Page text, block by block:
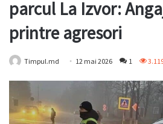
parcul La Izvor:
printre agresori
Timpul.md 12 mai 2026 1